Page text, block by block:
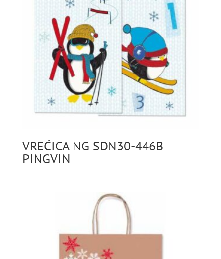
VREĆICA NG SDN30-446B
PINGVIN